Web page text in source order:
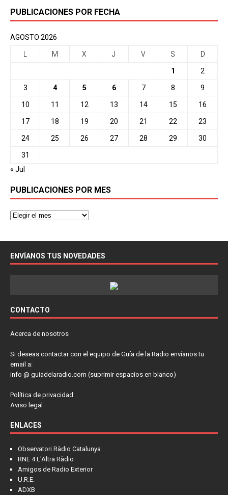
PUBLICACIONES POR FECHA
AGOSTO 2026
M X J V S D
1 2
3 4 5 6 7 8 9
10 11 12 13 14 15 16
17 18 19 20 21 22 23
24 25 26 27 28 29 30
31
« Jul
PUBLICACIONES POR MES
ENVÍANOS TUS NOVEDADES
CONTACTO
Acerca de nosotros
Si deseas contactar con el equipo de Guía de la Radio envíanos tu
email a:
info @ guiadelaradio.com (suprimir espacios en blanco)
Política de privacidad
Aviso legal
ENLACES
Observatori Ràdio Catalunya
RNE 4 L'Altra Ràdio
Amigos de Radio Exterior
U.R.E.
ADXB